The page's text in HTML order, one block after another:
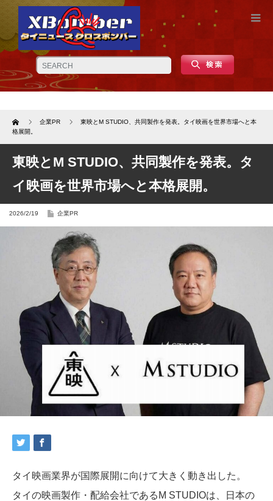
Home 企業PR
東映とM STUDIO、共同製作を発表。タイ映画を世界市場へと本
格展開。
東映とM STUDIO、共同製作を発表。タ
イ映画を世界市場へと本格展開。
2026/2/19 企業PR
タイ映画業界が国際展開に向けて大きく動き出した。
タイの映画製作・配給会社であるM STUDIOは、日本の